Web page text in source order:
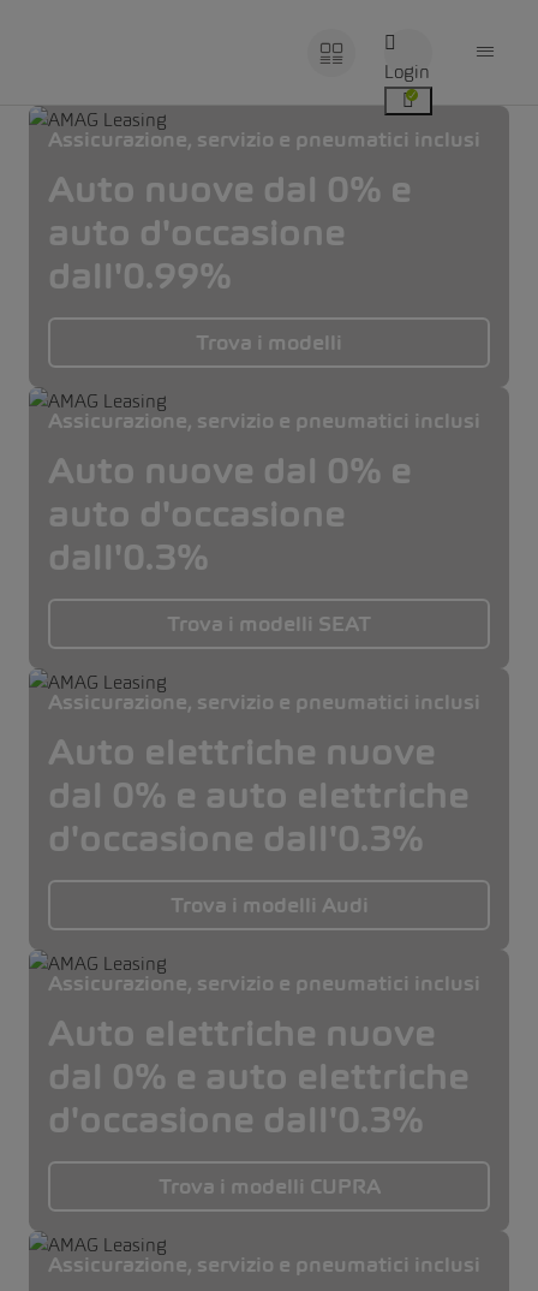
Login
Assicurazione, servizio e pneumatici inclusi
Auto nuove dal 0% e
auto d'occasione
dall'0.99%
Trova i modelli
Assicurazione, servizio e pneumatici inclusi
Auto nuove dal 0% e
auto d'occasione
dall'0.3%
Trova i modelli SEAT
Assicurazione, servizio e pneumatici inclusi
Auto elettriche nuove
dal 0% e auto elettriche
d'occasione dall'0.3%
Trova i modelli Audi
Assicurazione, servizio e pneumatici inclusi
Auto elettriche nuove
dal 0% e auto elettriche
d'occasione dall'0.3%
Trova i modelli CUPRA
Assicurazione, servizio e pneumatici inclusi